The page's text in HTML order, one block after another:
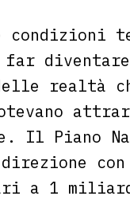
condizioni
far
realtà
Il Piano
a 1